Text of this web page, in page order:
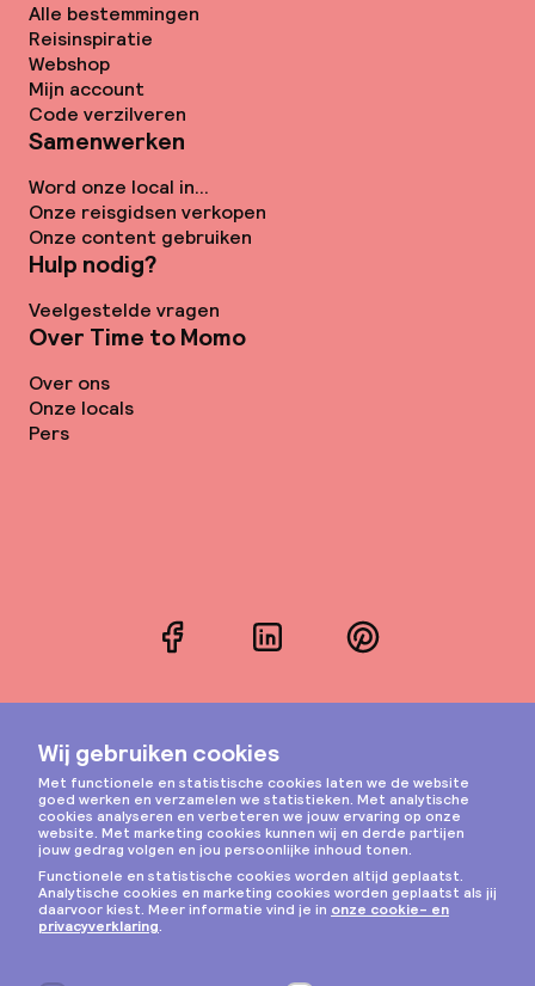
Alle bestemmingen
Reisinspiratie
Webshop
Mijn account
Code verzilveren
Samenwerken
Word onze local in...
Onze reisgidsen verkopen
Onze content gebruiken
Hulp nodig?
Veelgestelde vragen
Over Time to Momo
Over ons
Onze locals
Pers
FacebookLinkedInPinterest
Instagram
Privacy & cookies